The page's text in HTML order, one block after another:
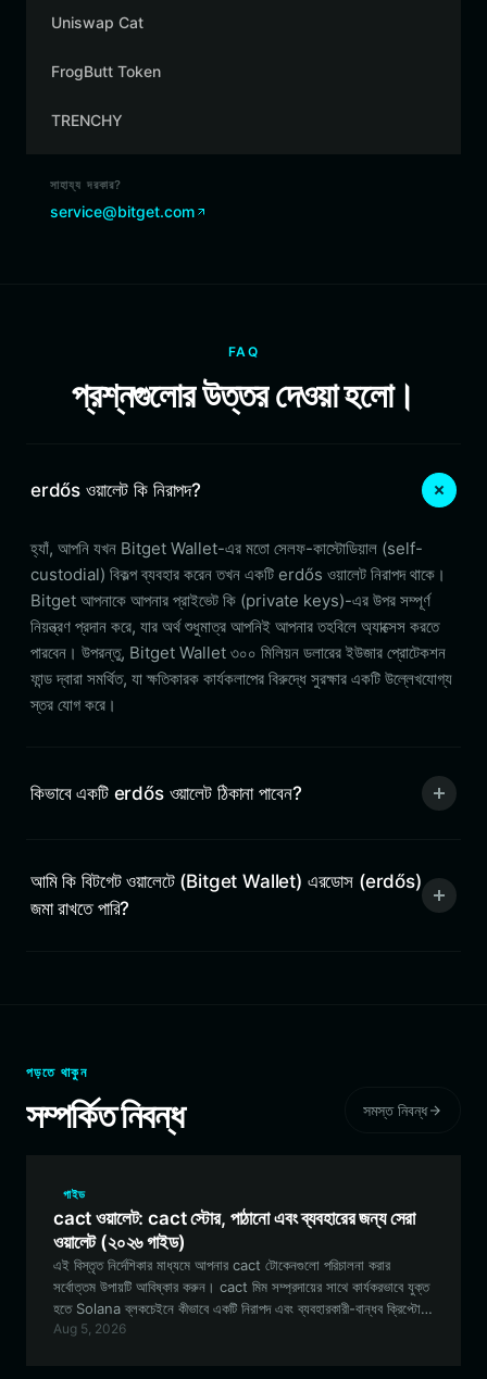
Uniswap Cat
FrogButt Token
TRENCHY
সাহায্য দরকার?
service@bitget.com
FAQ
প্রশ্নগুলোর উত্তর দেওয়া হলো।
erdős ওয়ালেট কি নিরাপদ?
হ্যাঁ, আপনি যখন Bitget Wallet-এর মতো সেলফ-কাস্টোডিয়াল (self-
custodial) বিকল্প ব্যবহার করেন তখন একটি erdős ওয়ালেট নিরাপদ থাকে।
Bitget আপনাকে আপনার প্রাইভেট কি (private keys)-এর উপর সম্পূর্ণ
নিয়ন্ত্রণ প্রদান করে, যার অর্থ শুধুমাত্র আপনিই আপনার তহবিলে অ্যাক্সেস করতে
পারবেন। উপরন্তু, Bitget Wallet ৩০০ মিলিয়ন ডলারের ইউজার প্রোটেকশন
ফান্ড দ্বারা সমর্থিত, যা ক্ষতিকারক কার্যকলাপের বিরুদ্ধে সুরক্ষার একটি উল্লেখযোগ্য
স্তর যোগ করে।
কিভাবে একটি erdős ওয়ালেট ঠিকানা পাবেন?
আমি কি বিটগেট ওয়ালেটে (Bitget Wallet) এরডোস (erdős)
জমা রাখতে পারি?
পড়তে থাকুন
সম্পর্কিত নিবন্ধ সমস্ত নিবন্ধ
গাইড
cact ওয়ালেট: cact স্টোর, পাঠানো এবং ব্যবহারের জন্য সেরা
ওয়ালেট (২০২৬ গাইড)
এই বিস্তৃত নির্দেশিকার মাধ্যমে আপনার cact টোকেনগুলো পরিচালনা করার
সর্বোত্তম উপায়টি আবিষ্কার করুন। cact মিম সম্প্রদায়ের সাথে কার্যকরভাবে যুক্ত
হতে Solana ব্লকচেইনে কীভাবে একটি নিরাপদ এবং ব্যবহারকারী-বান্ধব ক্রিপ্টো
ওয়ালেট সেট আপ করতে হয় তা শিখুন।
Aug 5, 2026